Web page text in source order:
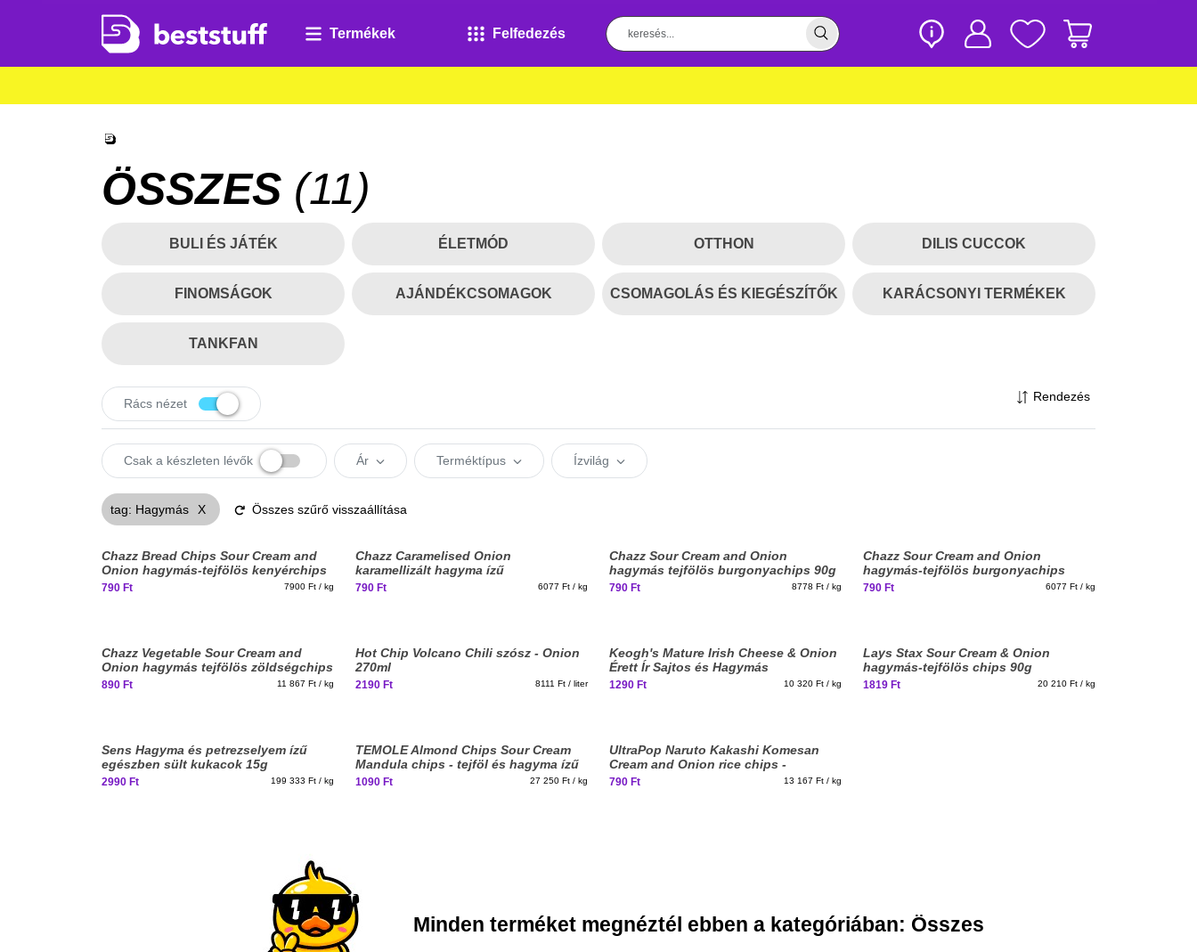
Termékek Felfedezés
ÖSSZES (11)
BULI ÉS JÁTÉK ÉLETMÓD OTTHON DILIS CUCCOK
FINOMSÁGOK AJÁNDÉKCSOMAGOK CSOMAGOLÁS ÉS KIEGÉSZÍTŐK KARÁCSONYI TERMÉKEK
TANKFAN
Rács nézet Rendezés
Csak a készleten lévők Ár Terméktípus Ízvilág
tag: Hagymás X Összes szűrő visszaállítása
Chazz Bread Chips Sour Cream and
Onion hagymás-tejfölös kenyérchips
100g
790 Ft 7900 Ft / kg
Chazz Caramelised Onion
karamellizált hagyma ízű
burgonyachips 130g
790 Ft 6077 Ft / kg
Chazz Sour Cream and Onion
hagymás tejfölös burgonyachips 90g
790 Ft 8778 Ft / kg
Chazz Sour Cream and Onion
hagymás-tejfölös burgonyachips
130g
790 Ft 6077 Ft / kg
Chazz Vegetable Sour Cream and
Onion hagymás tejfölös zöldségchips
75g
890 Ft 11 867 Ft / kg
Hot Chip Volcano Chili szósz - Onion
270ml
2190 Ft 8111 Ft / liter
Keogh's Mature Irish Cheese & Onion
Érett Ír Sajtos és Hagymás
burgonyachips 125g
1290 Ft 10 320 Ft / kg
Lays Stax Sour Cream & Onion
hagymás-tejfölös chips 90g
1819 Ft 20 210 Ft / kg
Sens Hagyma és petrezselyem ízű
egészben sült kukacok 15g
2990 Ft 199 333 Ft / kg
TEMOLE Almond Chips Sour Cream
Mandula chips - tejföl és hagyma ízű
40g
1090 Ft 27 250 Ft / kg
UltraPop Naruto Kakashi Komesan
Cream and Onion rice chips -
hagymás tejfölös rizschips 60g
790 Ft 13 167 Ft / kg
Minden terméket megnéztél ebben a kategóriában: Összes